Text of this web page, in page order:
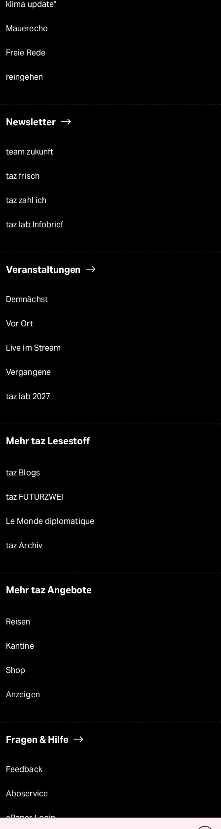
klima update°
Mauerecho
Freie Rede
reingehen
Newsletter
team zukunft
taz frisch
taz zahl ich
taz lab Infobrief
Veranstaltungen
Demnächst
Vor Ort
Live im Stream
Vergangene
taz lab 2027
Mehr taz Lesestoff
taz Blogs
taz FUTURZWEI
Le Monde diplomatique
taz Archiv
Mehr taz Angebote
Reisen
Kantine
Shop
Anzeigen
Fragen & Hilfe
Feedback
Aboservice
ePaper Login